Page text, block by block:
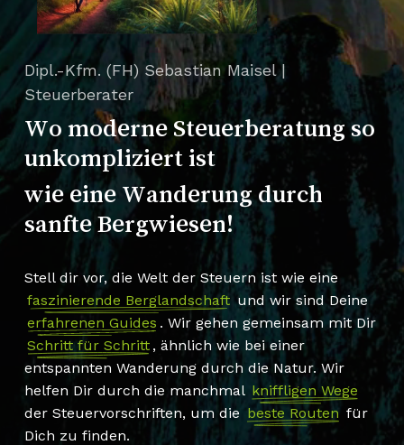
Dipl.-Kfm. (FH) Sebastian Maisel |
Steuerberater
Wo moderne Steuerberatung so
unkompliziert ist
wie eine Wanderung durch
sanfte Bergwiesen!
Stell dir vor, die Welt der Steuern ist wie eine
faszinierende Berglandschaft und wir sind Deine
erfahrenen Guides . Wir gehen gemeinsam mit Dir
Schritt für Schritt , ähnlich wie bei einer
entspannten Wanderung durch die Natur. Wir
helfen Dir durch die manchmal kniffligen Wege
der Steuervorschriften, um die beste Routen für
Dich zu finden.